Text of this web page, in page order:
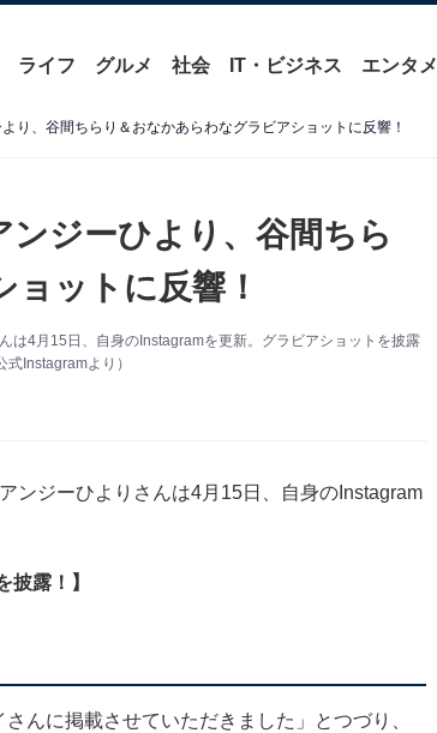
ライフ グルメ 社会 IT・ビジネス エンタメ
り、谷間ちらり＆おなかあらわなグラビアショットに反響！
ンジーひより、谷間ちら
ットに反響！
は4月15日、自身のInstagramを更新。グラビアショットを披露
Instagramより）
ンジーひよりさんは4月15日、自身のInstagram
披露！】
んに掲載させていただきました」とつづり、